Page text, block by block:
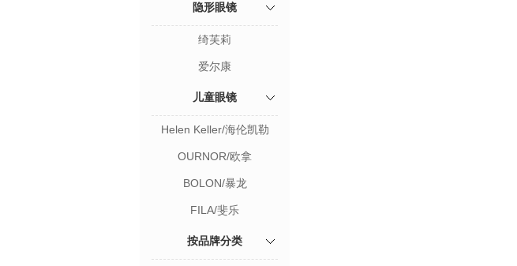
隐形眼镜
绮芙莉
爱尔康
儿童眼镜
Helen Keller/海伦凯勒
OURNOR/欧拿
BOLON/暴龙
FILA/斐乐
按品牌分类